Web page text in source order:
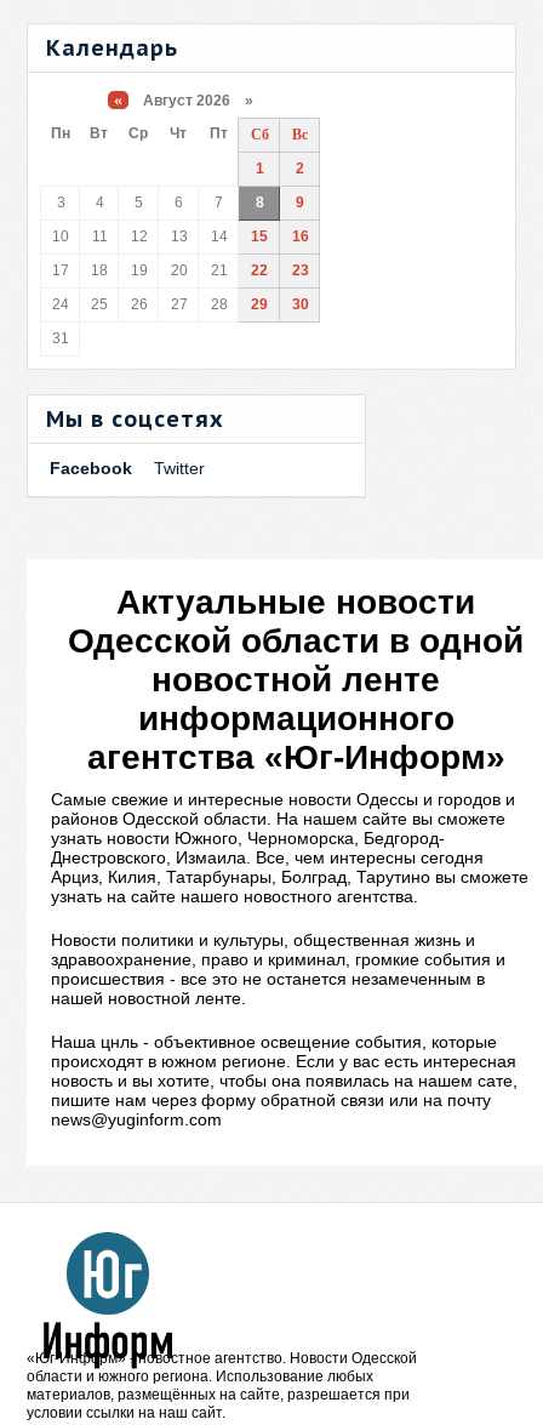
Календарь
« Август 2026 »
Пн
Вт Ср Чт Пт Сб
Вс
1
2
3
4 5 6 7 8
9
10
11 12 13 14 15
16
17
18 19 20 21 22
23
24
25 26 27 28 29
30
31
Мы в соцсетях
Facebook Twitter
Актуальные новости
Одесской области в одной
новостной ленте
информационного
агентства «Юг-Информ»
Самые свежие и интересные новости Одессы и городов и
районов Одесской области. На нашем сайте вы сможете
узнать новости Южного, Черноморска, Бедгород-
Днестровского, Измаила. Все, чем интересны сегодня
Арциз, Килия, Татарбунары, Болград, Тарутино вы сможете
узнать на сайте нашего новостного агентства.
Новости политики и культуры, общественная жизнь и
здравоохранение, право и криминал, громкие события и
происшествия - все это не останется незамеченным в
нашей новостной ленте.
Наша цнль - объективное освещение события, которые
происходят в южном регионе. Если у вас есть интересная
новость и вы хотите, чтобы она появилась на нашем сате,
пишите нам через форму обратной связи или на почту
news@yuginform.com
«Юг-Информ» - новостное агентство. Новости Одесской
области и южного региона. Использование любых
материалов, размещённых на сайте, разрешается при
условии ссылки на наш сайт.